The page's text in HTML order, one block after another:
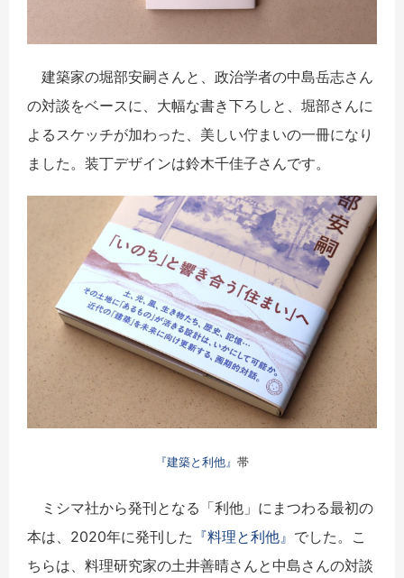
建築家の堀部安嗣さんと、政治学者の中島岳志さん
の対談をベースに、大幅な書き下ろしと、堀部さんに
よるスケッチが加わった、美しい佇まいの一冊になり
ました。装丁デザインは鈴木千佳子さんです。
『建築と利他』 帯
ミシマ社から発刊となる「利他」にまつわる最初の
本は、2020年に発刊した 『料理と利他』 でした。こ
ちらは、料理研究家の土井善晴さんと中島さんの対談